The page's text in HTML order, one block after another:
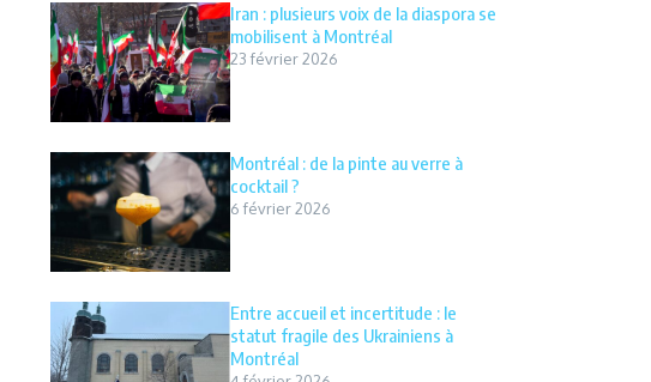
Iran : plusieurs voix de la diaspora se
mobilisent à Montréal
23 février 2026
Montréal : de la pinte au verre à
cocktail ?
6 février 2026
Entre accueil et incertitude : le
statut fragile des Ukrainiens à
Montréal